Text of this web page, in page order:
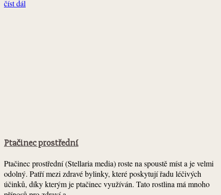
číst dál
Ptačinec prostřední
Ptačinec prostřední (Stellaria media) roste na spoustě míst a je velmi
odolný. Patří mezi zdravé bylinky, které poskytují řadu léčivých
účinků, díky kterým je ptačinec využíván. Tato rostlina má mnoho